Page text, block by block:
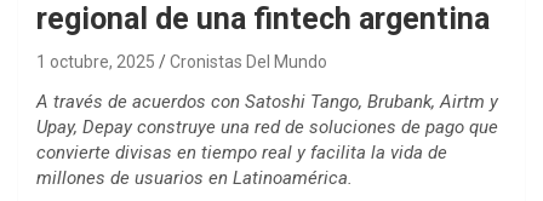
regional de una fintech argentina
1 octubre, 2025 Cronistas Del Mundo
A través de acuerdos con Satoshi Tango, Brubank, Airtm y
Upay, Depay construye una red de soluciones de pago que
convierte divisas en tiempo real y facilita la vida de
millones de usuarios en Latinoamérica.